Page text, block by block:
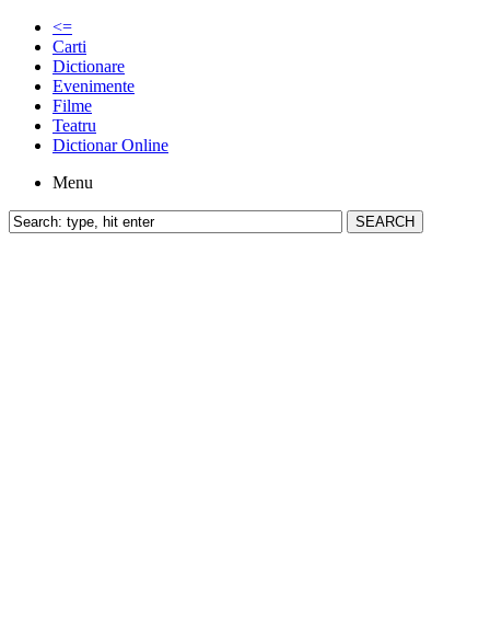
<=
Carti
Dictionare
Evenimente
Filme
Teatru
Dictionar Online
Menu